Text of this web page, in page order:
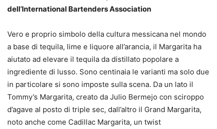
dell’International Bartenders Association
Vero e proprio simbolo della cultura messicana nel mondo
a base di tequila, lime e liquore all’arancia, il Margarita ha
aiutato ad elevare il tequila da distillato popolare a
ingrediente di lusso. Sono centinaia le varianti ma solo due
in particolare si sono imposte sulla scena. Da un lato il
Tommy’s Margarita, creato da Julio Bermejo con sciroppo
d’agave al posto di triple sec, dall’altro il Grand Margarita,
noto anche come Cadillac Margarita, un twist